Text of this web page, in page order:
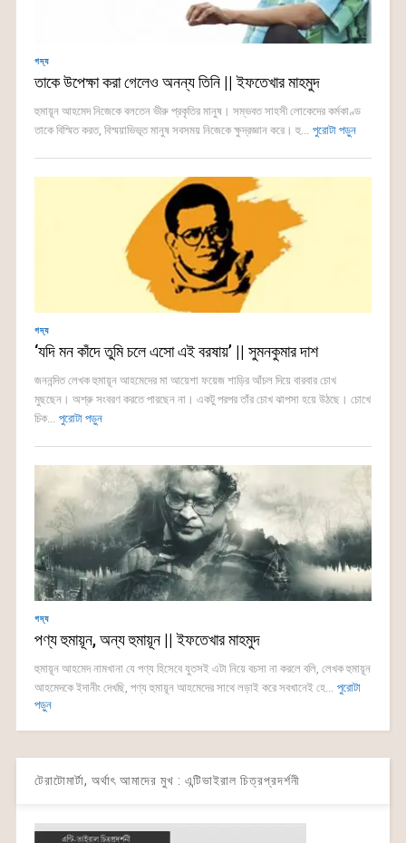
গদ্য
তাকে উপেক্ষা করা গেলেও অনন্য তিনি || ইফতেখার মাহমুদ
হুমায়ূন আহমেদ নিজেকে বলতেন ভীরু প্রকৃতির মানুষ। সম্ভবত সাহসী লোকেদের কর্মকাণ্ড
তাকে বিস্মিত করত, বিস্ময়াভিভূত মানুষ সবসময় নিজেকে ক্ষুদ্রজ্ঞান করে। হু... পুরোটা পড়ুন
গদ্য
‘যদি মন কাঁদে তুমি চলে এসো এই বরষায়’ || সুমনকুমার দাশ
জননন্দিত লেখক হুমায়ূন আহমেদের মা আয়েশা ফয়েজ শাড়ির আঁচল দিয়ে বারবার চোখ
মুছছেন। অশ্রু সংবরণ করতে পারছেন না। একটু পরপর তাঁর চোখ ঝাপসা হয়ে উঠছে। চোখে
চিক... পুরোটা পড়ুন
গদ্য
পণ্য হুমায়ূন, অন্য হুমায়ূন || ইফতেখার মাহমুদ
হুমায়ূন আহমেদ নামখানা যে পণ্য হিসেবে যুতসই এটা নিয়ে বচসা না করলে বলি, লেখক হুমায়ূন
আহমেদকে ইদানীং দেখছি, পণ্য হুমায়ূন আহমেদের সাথে লড়াই করে সবখানেই হে... পুরোটা
পড়ুন
টেরাটোমার্টা, অর্থাৎ আমাদের মুখ : এন্টিভাইরাল চিত্রপ্রদর্শনী